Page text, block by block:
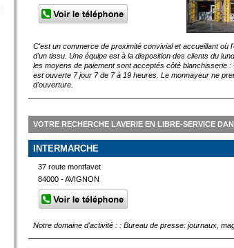
C'est un commerce de proximité convivial et accueillant où
d'un tissu. Une équipe est à la disposition des clients du
les moyens de paiement sont acceptés côté blanchisserie
est ouverte 7 jour 7 de 7 à 19 heures. Le monnayeur ne
d'ouverture.
VOTRE RECHERCHE LAVERIE EN LIBRE-SERVICE
INTERMARCHE
37 route montfavet
84000 - AVIGNON
Notre domaine d'activité : : Bureau de presse: journaux,